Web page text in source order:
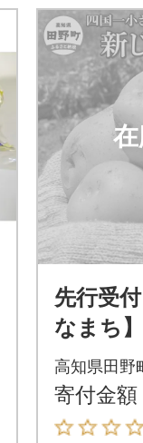
先行受
なまち
れた 令
ガイモ
高知県田野
寄付金額